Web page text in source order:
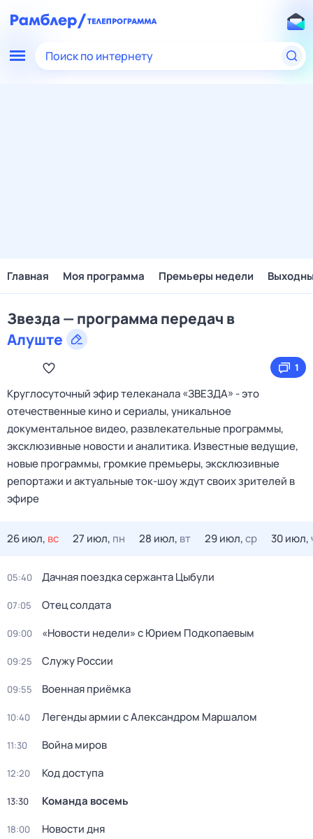
Поиск по интернету
Главная Моя программа Премьеры недели
Звезда — программа передач в
Алуште
1
Круглосуточный эфир телеканала «ЗВЕЗДА» - это
отечественные кино и сериалы, уникальное
документальное видео, развлекательные программы,
эксклюзивные новости и аналитика. Известные ведущие,
новые программы, громкие премьеры, эксклюзивные
репортажи и актуальные ток-шоу ждут своих зрителей в
эфире
26 июл, вс 27 июл, пн 28 июл, вт 29 июл,ср 30 июл,
05:40 Дачная поездка сержанта Цыбули
07:05 Отец солдата
09:00 «Новости недели» с Юрием Подкопаевым
09:25 Служу Рoсcии
09:55 Военная приёмка
10:40 Легенды армии с Александром Маршалом
11:30 Война миров
12:20 Код доступа
13:30 Команда восемь
18:00 Новости дня